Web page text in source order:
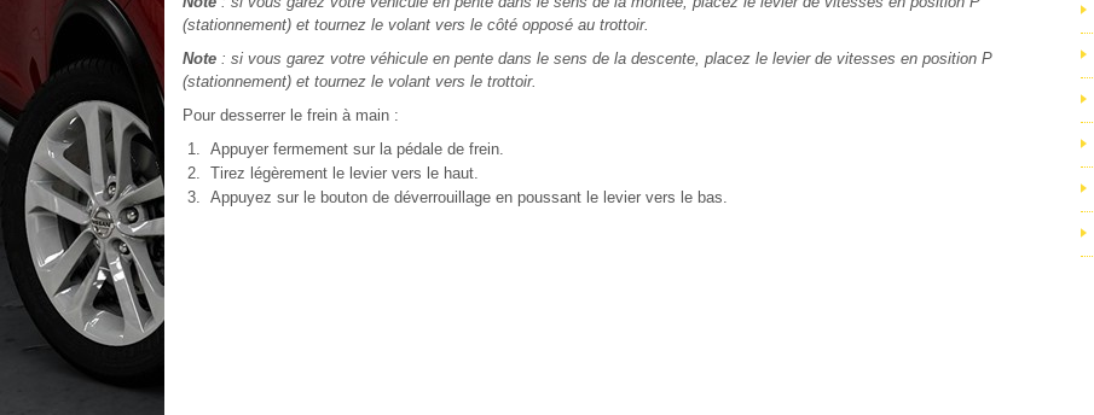
(stationnement) et tournez le volant vers le côté opposé au trottoir.
Note: si vous garez votre véhicule en pente dans le sens de la descente, placez le levier de vitesses en position P
(stationnement) et tournez le volant vers le trottoir.
Pour desserrer le frein à main :
Appuyer fermement sur la pédale de frein.
Tirez légèrement le levier vers le haut.
Appuyez sur le bouton de déverrouillage en poussant le levier vers le bas.